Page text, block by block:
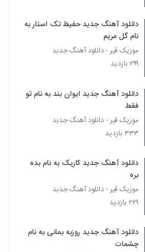
آهنگ رضا ایمانی دلدارم
آذر بنام بله (به همراه مهدی
بهترین اشتباه از علی ردکث
امید حکیمی بنام قایق شکسته
خداوردی آهنگ دختر اصفهانی
دانلود آهنگ جدید حفیظ تک استار به
نام گل مریم
موزیک قیر - دانلود آهنگ جدبد
۲۹۹ بازدید
دانلود آهنگ جدید ایوان بند به نام تو
فقط
موزیک قیر - دانلود آهنگ جدبد
۳۳۳ بازدید
دانلود آهنگ جدید کاریک به نام بده
بره
موزیک قیر - دانلود آهنگ جدبد
۲۲۹ بازدید
دانلود آهنگ جدید روزبه بمانی به نام
چشمات